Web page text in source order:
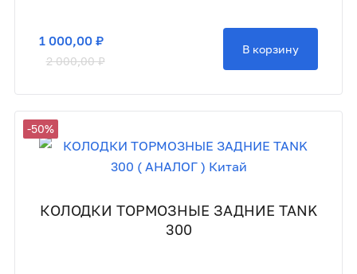
1 000,00 ₽
2 000,00 ₽
В корзину
-50%
КОЛОДКИ ТОРМОЗНЫЕ ЗАДНИЕ TANK
300